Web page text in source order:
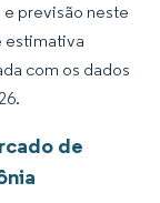
previsão neste
estimativa
com os dados
de